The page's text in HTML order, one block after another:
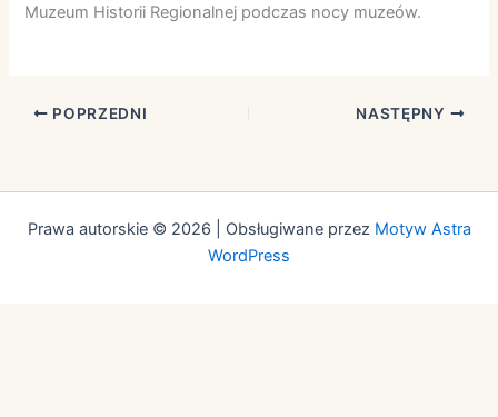
Muzeum Historii Regionalnej podczas nocy muzeów.
POPRZEDNI NASTĘPNY
Prawa autorskie © 2026 | Obsługiwane przez Motyw Astra
WordPress